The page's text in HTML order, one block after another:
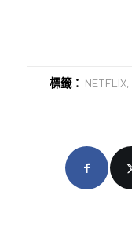
標籤： NETFLIX,